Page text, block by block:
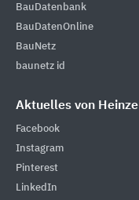
BauDatenbank
BauDatenOnline
BauNetz
baunetz id
Aktuelles von Heinze
Facebook
Instagram
Pinterest
LinkedIn